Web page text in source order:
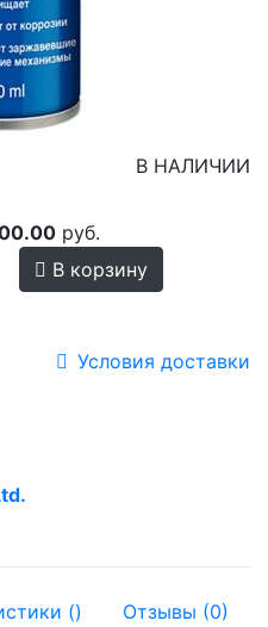
В НАЛИЧИИ
руб.
В корзину
Условия доставки
() Отзывы (0)